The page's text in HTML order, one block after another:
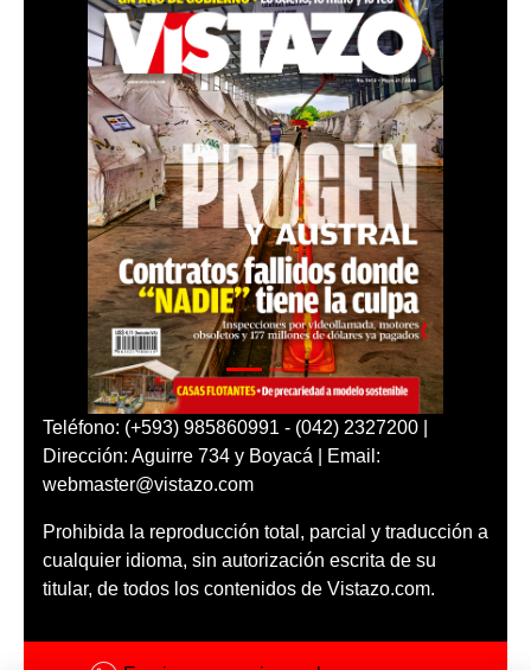
Teléfono: (+593) 985860991 - (042) 2327200 |
Dirección: Aguirre 734 y Boyacá | Email:
webmaster@vistazo.com
Prohibida la reproducción total, parcial y traducción a
cualquier idioma, sin autorización escrita de su
titular, de todos los contenidos de Vistazo.com.